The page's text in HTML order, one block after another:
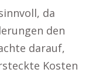
da
den
darauf,
Kosten